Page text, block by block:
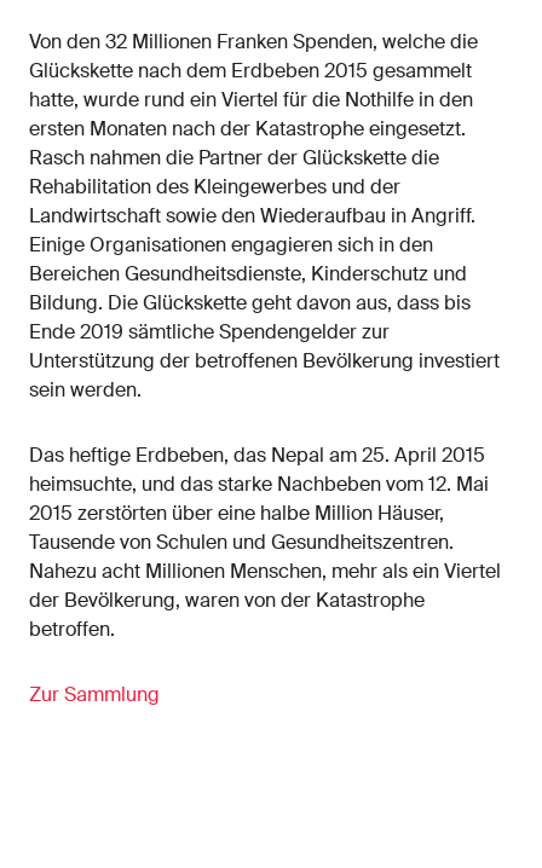
Von den 32 Millionen Franken Spenden, welche die
Glückskette nach dem Erdbeben 2015 gesammelt
hatte, wurde rund ein Viertel für die Nothilfe in den
ersten Monaten nach der Katastrophe eingesetzt.
Rasch nahmen die Partner der Glückskette die
Rehabilitation des Kleingewerbes und der
Landwirtschaft sowie den Wiederaufbau in Angriff.
Einige Organisationen engagieren sich in den
Bereichen Gesundheitsdienste, Kinderschutz und
Bildung. Die Glückskette geht davon aus, dass bis
Ende 2019 sämtliche Spendengelder zur
Unterstützung der betroffenen Bevölkerung investiert
sein werden.
Das heftige Erdbeben, das Nepal am 25. April 2015
heimsuchte, und das starke Nachbeben vom 12. Mai
2015 zerstörten über eine halbe Million Häuser,
Tausende von Schulen und Gesundheitszentren.
Nahezu acht Millionen Menschen, mehr als ein Viertel
der Bevölkerung, waren von der Katastrophe
betroffen.
Zur Sammlung